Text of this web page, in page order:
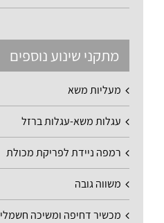
מתקני שינוע נוספים
מעליות משא
עגלות משא-עגלות ברזל
רמפה ניידת לפריקת מכולת
משווה גובה
מכשיר דחיפה ומשיכה חשמלי